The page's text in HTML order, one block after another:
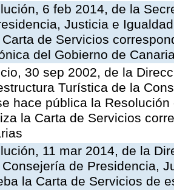
6 feb 2014, de la
Justicia e
de Servicios
del Gobierno de
30 sep 2002, de la
Turística de la
hace pública la
la Carta de Servicios
11 mar 2014, de la
de Presidencia,
la Carta de Servicios de